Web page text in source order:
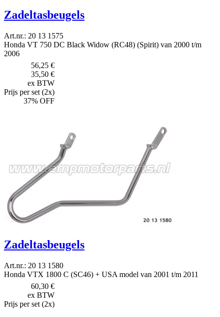
Zadeltasbeugels
Art.nr.: 20 13 1575
Honda VT 750 DC Black Widow (RC48) (Spirit) van 2000 t/m
2006
56,25 €
35,50 €
ex BTW
Prijs per set (2x)
37% OFF
Zadeltasbeugels
Art.nr.: 20 13 1580
Honda VTX 1800 C (SC46) + USA model van 2001 t/m 2011
60,30 €
ex BTW
Prijs per set (2x)